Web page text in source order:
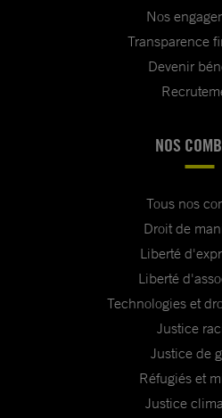
Nos
Transparence
Devenir
NOS
Tous nos
Droit de
Liberté
Liberté
Technologies et
Justice
Justice de
Réfugiés et
Justice